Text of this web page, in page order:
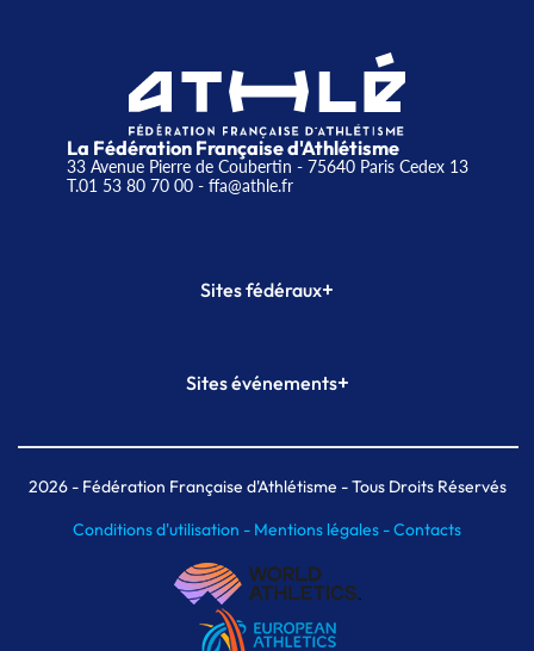
La Fédération Française d'Athlétisme
33 Avenue Pierre de Coubertin - 75640 Paris Cedex 13
T.01 53 80 70 00- ffa@athle.fr
Sites fédéraux+
Plateforme Formation
Sites événements+
Meeting de Paris indoor
MAIF Ekiden de Paris
2026- Fédération Française d'Athlétisme - Tous Droits Réservés
Conditions d'utilisation - Mentions légales -Contacts